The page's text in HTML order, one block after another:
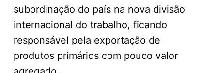
subordinação do país na nova divisão
internacional do trabalho, ficando
responsável pela exportação de
produtos primários com pouco valor